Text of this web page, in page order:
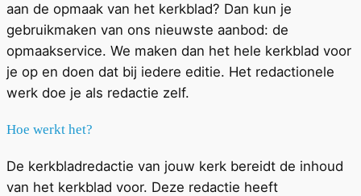
aan de opmaak van het kerkblad? Dan kun je
gebruikmaken van ons nieuwste aanbod: de
opmaakservice. We maken dan het hele kerkblad voor
je op en doen dat bij iedere editie. Het redactionele
werk doe je als redactie zelf.
Hoe werkt het?
De kerkbladredactie van jouw kerk bereidt de inhoud
van het kerkblad voor. Deze redactie heeft